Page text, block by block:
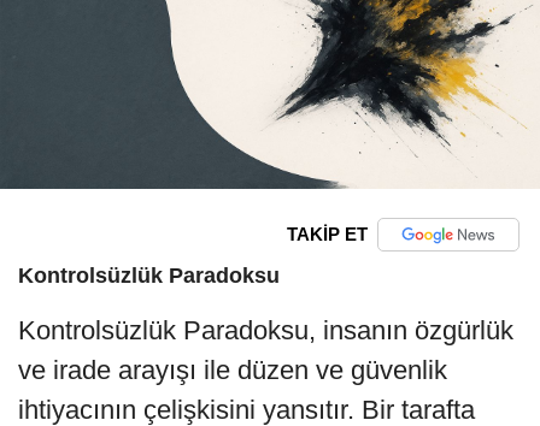
TAKİP ET
Kontrolsüzlük Paradoksu
Kontrolsüzlük Paradoksu, insanın özgürlük
ve irade arayışı ile düzen ve güvenlik
ihtiyacının çelişkisini yansıtır. Bir tarafta